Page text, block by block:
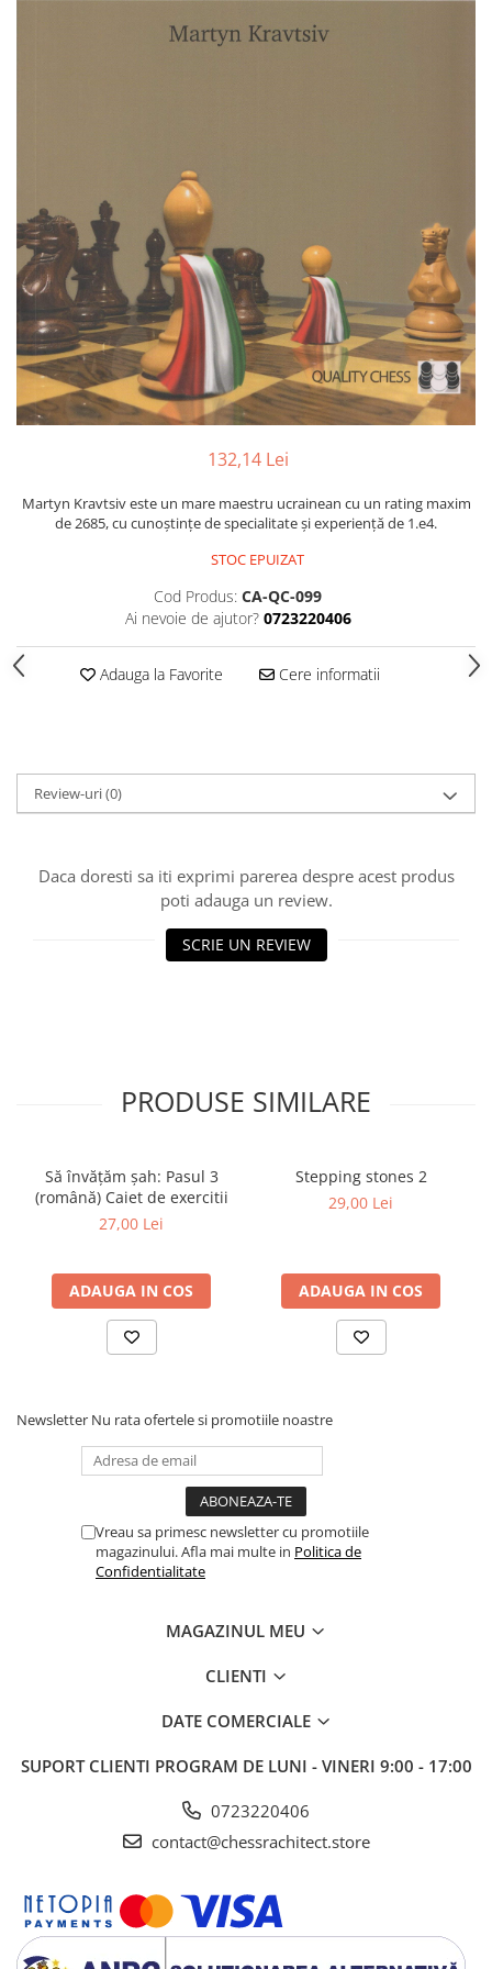
Lemn De Carpen (hornbeam)
Lemn De Sheesham
Piese de sah DGT
Piese De Sah Tematice Din Plastic
Piese Din Lemn
Piese Din Plastic
Piese rezerva
Piese sah electronice
Piese Sah Tematice Din Metal
Sah Magnetic India
Set Sah + Table/backgammon
Seturi Sah
Step 1
132,14 Lei
Martyn Kravtsiv este un mare maestru ucrainean cu un rating maxim
de 2685, cu cunoștințe de specialitate și experiență de 1.e4.
STOC EPUIZAT
Cod Produs: CA-QC-099
Ai nevoie de ajutor? 0723220406
Adauga la Favorite Cere informatii
Review-uri(0)
Daca doresti sa iti exprimi parerea despre acest produs
poti adauga un review.
SCRIE UN REVIEW
PRODUSE SIMILARE
Să învățăm șah: Pasul 3
(română) Caiet de exercitii
27,00 Lei
ADAUGA IN COS
Stepping stones 2
29,00 Lei
ADAUGA IN COS
Newsletter Nu rata ofertele si promotiile noastre
Vreau sa primesc newsletter cu promotiile
magazinului. Afla mai multe in Politica de
Confidentialitate
MAGAZINUL MEU
CLIENTI
DATE COMERCIALE
SUPORT CLIENTI PROGRAM DE LUNI - VINERI 9:00 - 17:00
0723220406
contact@chessrachitect.store